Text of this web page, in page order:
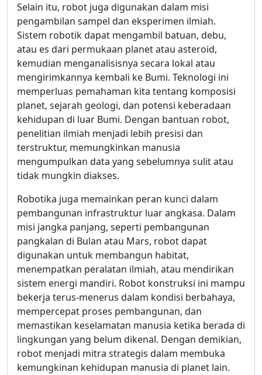
Selain itu, robot juga digunakan dalam misi
pengambilan sampel dan eksperimen ilmiah.
Sistem robotik dapat mengambil batuan, debu,
atau es dari permukaan planet atau asteroid,
kemudian menganalisisnya secara lokal atau
mengirimkannya kembali ke Bumi. Teknologi ini
memperluas pemahaman kita tentang komposisi
planet, sejarah geologi, dan potensi keberadaan
kehidupan di luar Bumi. Dengan bantuan robot,
penelitian ilmiah menjadi lebih presisi dan
terstruktur, memungkinkan manusia
mengumpulkan data yang sebelumnya sulit atau
tidak mungkin diakses.
Robotika juga memainkan peran kunci dalam
pembangunan infrastruktur luar angkasa. Dalam
misi jangka panjang, seperti pembangunan
pangkalan di Bulan atau Mars, robot dapat
digunakan untuk membangun habitat,
menempatkan peralatan ilmiah, atau mendirikan
sistem energi mandiri. Robot konstruksi ini mampu
bekerja terus-menerus dalam kondisi berbahaya,
mempercepat proses pembangunan, dan
memastikan keselamatan manusia ketika berada di
lingkungan yang belum dikenal. Dengan demikian,
robot menjadi mitra strategis dalam membuka
kemungkinan kehidupan manusia di planet lain.